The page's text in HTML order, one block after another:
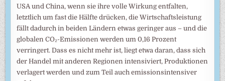
USA und China, wenn sie ihre volle Wirkung entfalten,
letztlich um fast die Hälfte drücken, die Wirtschaftsleistung
fällt dadurch in beiden Ländern etwas geringer aus – und die
globalen CO₂-Emissionen werden um 0,16 Prozent
verringert. Dass es nicht mehr ist, liegt etwa daran, dass sich
der Handel mit anderen Regionen intensiviert, Produktionen
verlagert werden und zum Teil auch emissionsintensiver